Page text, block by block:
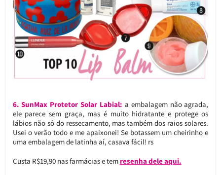
6. SunMax Protetor Solar Labial: a embalagem não agrada,
ele parece sem graça, mas é muito hidratante e protege os
lábios não só do ressecamento, mas também dos raios solares.
Usei o verão todo e me apaixonei! Se botassem um cheirinho e
uma embalagem de latinha aí, casava fácil! rs
Custa R$19,90 nas farmácias e tem resenha dele aqui.